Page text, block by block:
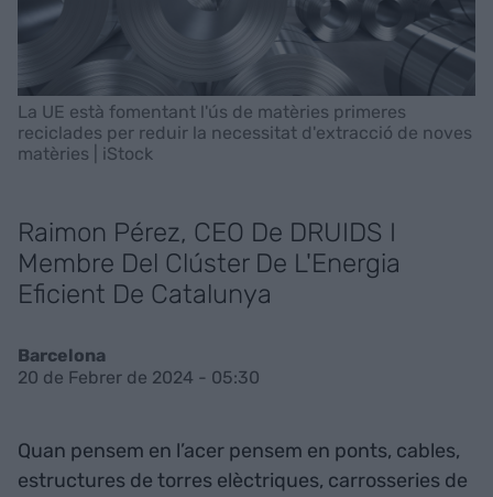
La UE està fomentant l'ús de matèries primeres
reciclades per reduir la necessitat d'extracció de noves
matèries | iStock
Raimon Pérez, CEO De DRUIDS I
Membre Del Clúster De L'Energia
Eficient De Catalunya
Barcelona
20 de Febrer de 2024 - 05:30
Quan pensem en l’acer pensem en ponts, cables,
estructures de torres elèctriques, carrosseries de